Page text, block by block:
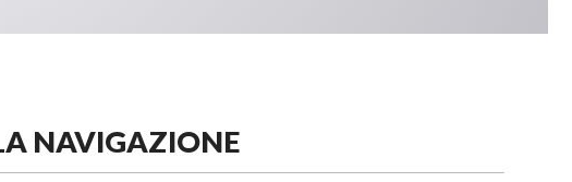
NAVIGAZIONE